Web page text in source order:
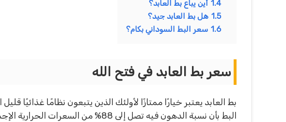
1.4 أين يباع بط العابد؟
1.5 هل بط العابد جيد؟
1.6 سعر البط السوداني بكام؟
سعر بط العابد في فتح الله
بط العابد يعتبر خيارًا ممتازًا لأولئك الذين يتبعون نظامًا غذائيًا
البط بأن نسبة الدهون فيه تصل إلى